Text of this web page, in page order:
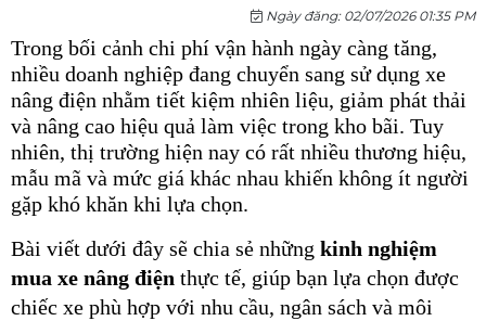
Ngày đăng: 02/07/2026 01:35 PM
Trong bối cảnh chi phí vận hành ngày càng tăng,
nhiều doanh nghiệp đang chuyển sang sử dụng xe
nâng điện nhằm tiết kiệm nhiên liệu, giảm phát thải
và nâng cao hiệu quả làm việc trong kho bãi. Tuy
nhiên, thị trường hiện nay có rất nhiều thương hiệu,
mẫu mã và mức giá khác nhau khiến không ít người
gặp khó khăn khi lựa chọn.
Bài viết dưới đây sẽ chia sẻ những kinh nghiệm
mua xe nâng điện thực tế, giúp bạn lựa chọn được
chiếc xe phù hợp với nhu cầu, ngân sách và môi